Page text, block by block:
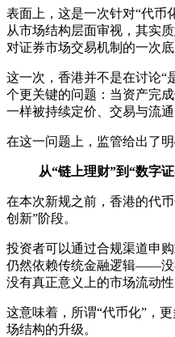
表面上，这是一次针对“代币
从市场结构层面审视，其实
对证券市场交易机制的一次底
这一次，香港并不是在讨论“
个更关键的问题：当资产完
一样被持续定价、交易与流通
在这一问题上，监管给出了明
从“链上理财”到“数字
在本次新规之前，香港的代
创新”阶段。
投资者可以通过合规渠道申
仍然依赖传统金融逻辑——没
没有真正意义上的市场流动性
这意味着，所谓“代币化”，
场结构的升级。